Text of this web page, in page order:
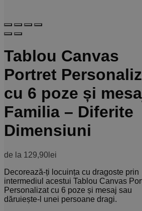
Tablou Canvas
Portret
cu 6 poze și
Familia – Diferite
Dimensiuni
de la 129,90 lei
Decorează-ți locuința cu dragoste prin
intermediul acestui Tablou Canvas
Personalizat cu 6 poze și mesaj sau
dăruiește-l unei persoane dragi.